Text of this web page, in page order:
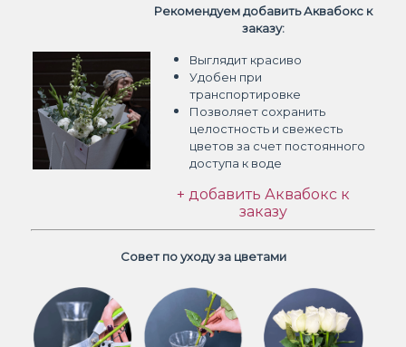
Рекомендуем добавить Аквабокс к
заказу:
Выглядит красиво
Удобен при
транспортировке
Позволяет сохранить
целостность и свежесть
цветов за счет постоянного
доступа к воде
+ добавить Аквабокс к
заказу
Совет по уходу за цветами